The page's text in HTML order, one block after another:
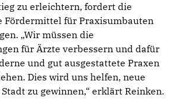
zu erleichtern, fordert die
Fördermittel für Praxisumbauten
„Wir müssen die
für Ärzte verbessern und dafür
und gut ausgestattete Praxen
Dies wird uns helfen, neue
zu gewinnen,“ erklärt Reinken.